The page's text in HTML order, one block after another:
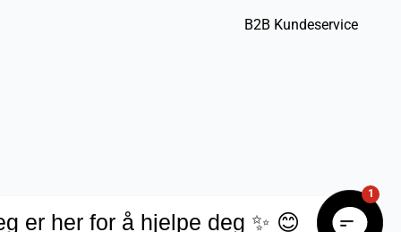
B2B Kundeservice
1
er her for å hjelpe deg ✨ 😊